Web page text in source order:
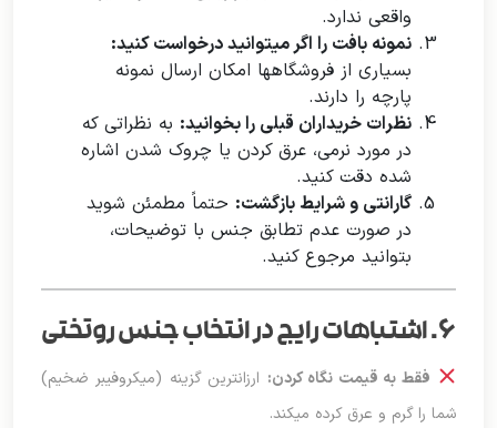
واقعی ندارد.
نمونه بافت را اگر میتوانید درخواست کنید:
بسیاری از فروشگاهها امکان ارسال نمونه
پارچه را دارند.
نظرات خریداران قبلی را بخوانید: به نظراتی که
در مورد نرمی، عرق کردن یا چروک شدن اشاره
شده دقت کنید.
گارانتی و شرایط بازگشت: حتماً مطمئن شوید
در صورت عدم تطابق جنس با توضیحات،
بتوانید مرجوع کنید.
۶. اشتباهات رایج در انتخاب جنس روتختی
فقط به قیمت نگاه کردن: ارزانترین گزینه (میکروفیبر ضخیم)
شما را گرم و عرق کرده میکند.